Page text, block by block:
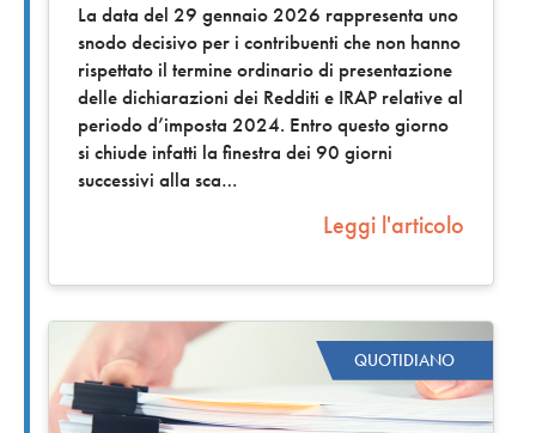
La data del 29 gennaio 2026 rappresenta uno
snodo decisivo per i contribuenti che non hanno
rispettato il termine ordinario di presentazione
delle dichiarazioni dei Redditi e IRAP relative al
periodo d’imposta 2024. Entro questo giorno
si chiude infatti la finestra dei 90 giorni
successivi alla sca
Leggi l'articolo
QUOTIDIANO